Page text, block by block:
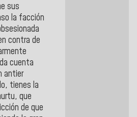
sus
la facción
contra de
cuenta
antier
tienes la
que
de que